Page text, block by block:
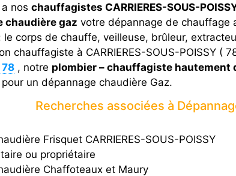
nos chauffagistes CARRIERES-SOUS-
chaudière gaz votre dépannage de chauffage
le corps de chauffe, veilleuse, brûleur,
chauffagiste à CARRIERES-SOUS-POISSY (
78 , notre plombier – chauffagiste hautement
un dépannage chaudière Gaz.
Recherches associées à
Frisquet CARRIERES-SOUS-POISSY
ou propriétaire
Chaffoteaux et Maury